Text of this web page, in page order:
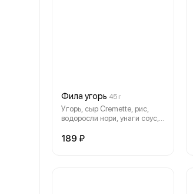
Фила угорь 45 г
Угорь, сыр Cremette, рис,
водоросли нори, унаги соус,
189 ₽